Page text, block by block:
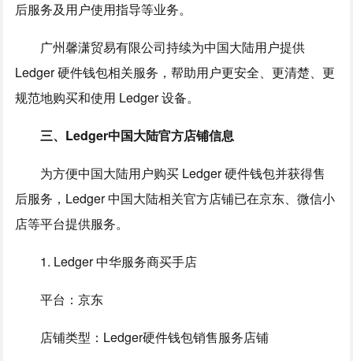
后服务及用户使用指导等业务。
广州馨潇贸易有限公司持续为中国大陆用户提供
Ledger 硬件钱包相关服务，帮助用户更安全、更清楚、更
规范地购买和使用 Ledger 设备。
三、Ledger中国大陆官方店铺信息
为方便中国大陆用户购买 Ledger 硬件钱包并获得售
后服务，Ledger 中国大陆相关官方店铺已在京东、微信小
店等平台提供服务。
1. Ledger 中华服务商买手店
平台：京东
店铺类型：Ledger硬件钱包销售服务店铺